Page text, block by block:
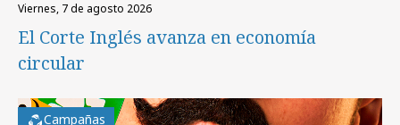
viernes, 7 de agosto 2026
El Corte Inglés avanza en economía
circular
Campañas